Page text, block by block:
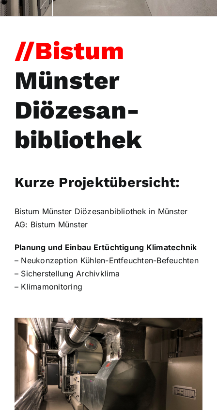
//Bistum
Münster
Diözesan-
bibliothek
Kurze Projektübersicht:
Bistum Münster Diözesanbibliothek in Münster
AG: Bistum Münster
Planung und Einbau Ertüchtigung Klimatechnik
– Neukonzeption Kühlen-Entfeuchten-Befeuchten
– Sicherstellung Archivklima
– Klimamonitoring